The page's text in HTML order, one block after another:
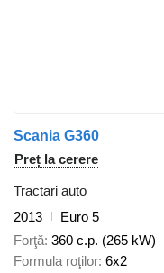
Scania G360
Preț la cerere
Tractari auto
2013
Euro 5
Forţă 360 c.p. (265 kW)
Formula roţilor 6x2